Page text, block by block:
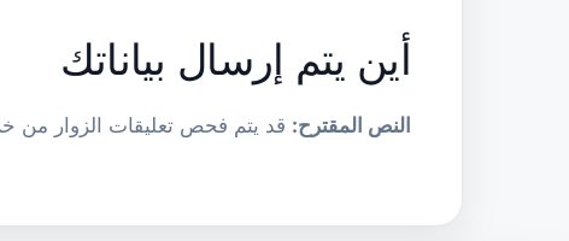
أين يتم إرسال بياناتك
النص المقترح: قد يتم فحص تعليقات الزوار من